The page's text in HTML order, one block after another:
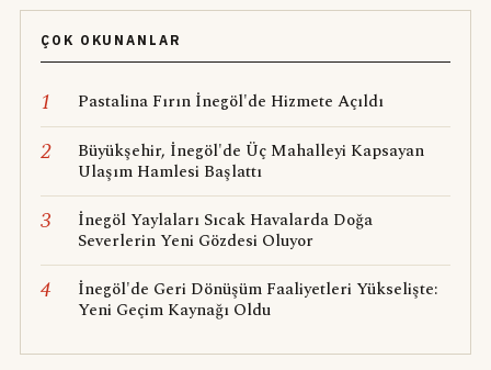
ÇOK OKUNANLAR
1 Pastalina Fırın İnegöl'de Hizmete Açıldı
2
Büyükşehir, İnegöl'de Üç Mahalleyi Kapsayan
Ulaşım Hamlesi Başlattı
3
İnegöl Yaylaları Sıcak Havalarda Doğa
Severlerin Yeni Gözdesi Oluyor
4
İnegöl'de Geri Dönüşüm Faaliyetleri Yükselişte:
Yeni Geçim Kaynağı Oldu